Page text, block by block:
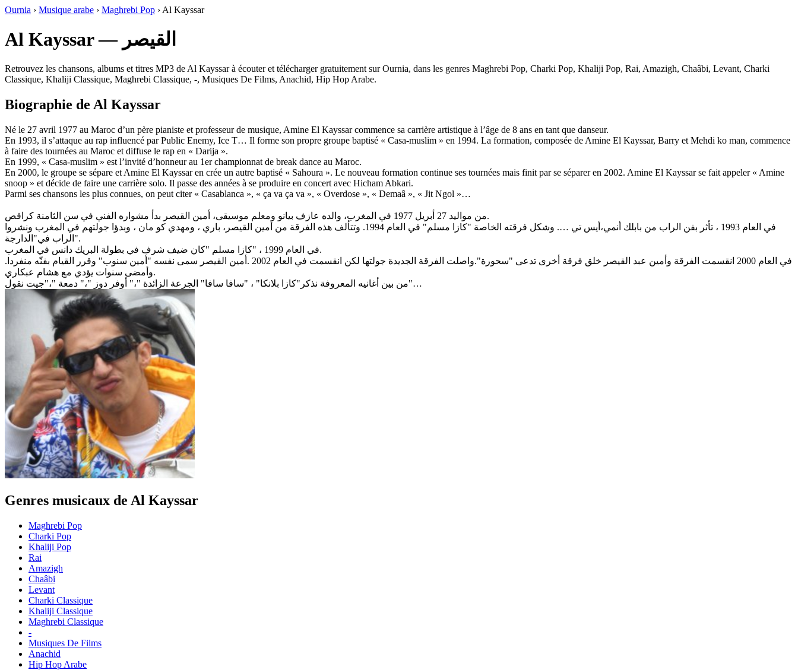
Ournia › Musique arabe › Maghrebi Pop › Al Kayssar
Al Kayssar — القيصر
Retrouvez les chansons, albums et titres MP3 de Al Kayssar à écouter et télécharger gratuitement sur Ournia, dans les genres Maghrebi Pop, Charki Pop, Khaliji Pop, Rai, Amazigh, Chaâbi, Levant, Charki
Classique, Khaliji Classique, Maghrebi Classique, -, Musiques De Films, Anachid, Hip Hop Arabe.
Biographie de Al Kayssar
Né le 27 avril 1977 au Maroc d’un père pianiste et professeur de musique, Amine El Kayssar commence sa carrière artistique à l’âge de 8 ans en tant que danseur.
En 1993, il s’attaque au rap influencé par Public Enemy, Ice T… Il forme son propre groupe baptisé « Casa-muslim » en 1994. La formation, composée de Amine El Kayssar, Barry et Mehdi ko man, commence
à faire des tournées au Maroc et diffuse le rap en « Darija ».
En 1999, « Casa-muslim » est l’invité d’honneur au 1er championnat de break dance au Maroc.
En 2000, le groupe se sépare et Amine El Kayssar en crée un autre baptisé « Sahoura ». Le nouveau formation continue ses tournées mais finit par se séparer en 2002. Amine El Kayssar se fait appeler « Amine
snoop » et décide de faire une carrière solo. Il passe des années à se produire en concert avec Hicham Abkari.
Parmi ses chansons les plus connues, on peut citer « Casablanca », « ça va ça va », « Overdose », « Demaâ », « Jit Ngol »…
من مواليد 27 أبريل 1977 في المغرب، والده عازف بيانو ومعلم موسيقى، أمين القيصر بدأ مشواره الفني في سن الثامنة كراقص.
في العام 1993 ، تأثر بفن الراب من بابلك أنمي،أيس تي …. وشكل فرقته الخاصة "كازا مسلم" في العام 1994. وتتألف هذه الفرقة من أمين القيصر، باري ، ومهدي كو مان ، وبدؤا جولتهم في المغرب ونشروا
الراب في"الدارجة".
في العام 1999 ، "كازا مسلم "كان ضيف شرف في بطولة البريك دانس في المغرب.
في العام 2000 انقسمت الفرقة وأمين عبد القيصر خلق فرقة أخرى تدعى "سحورة".واصلت الفرقة الجديدة جولتها لكن انقسمت في العام 2002 .أمين القيصر سمى نفسه "أمين سنوب" وقرر القيام بفنّه منفردا.
وأمضى سنوات يؤدي مع هشام عبكاري.
من بين أغانيه المعروفة نذكر"كازا بلانكا" ، "سافا سافا" الجرعة الزائدة "،" أوفر دوز "،" دمعة "،"جيت نقول"…
Genres musicaux de Al Kayssar
Maghrebi Pop
Charki Pop
Khaliji Pop
Rai
Amazigh
Chaâbi
Levant
Charki Classique
Khaliji Classique
Maghrebi Classique
-
Musiques De Films
Anachid
Hip Hop Arabe